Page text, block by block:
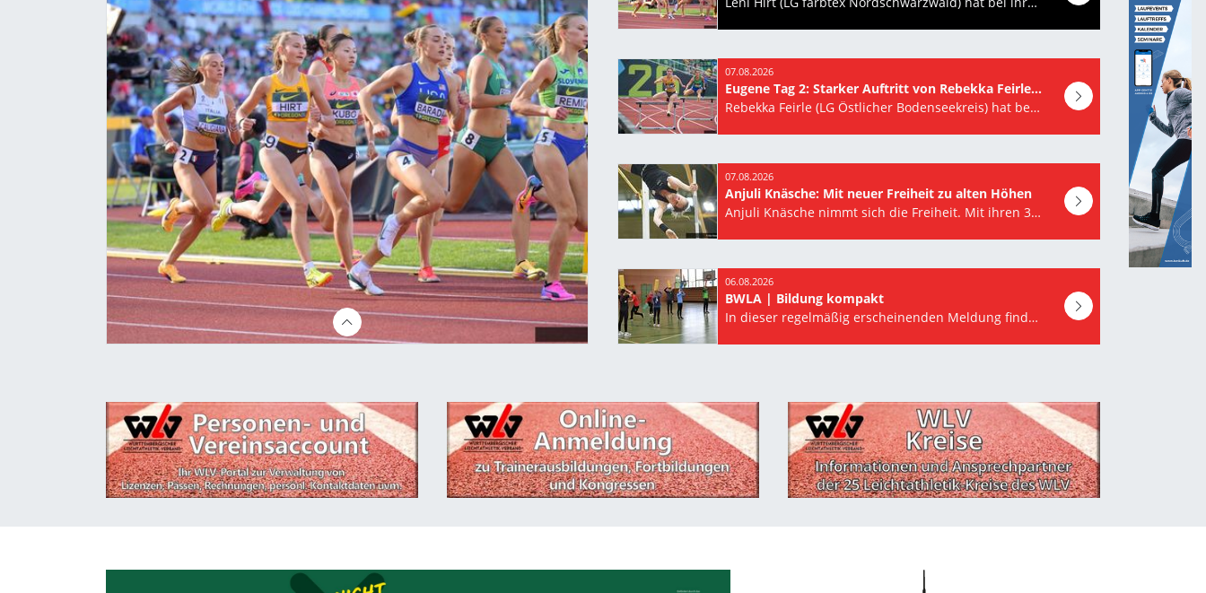
07.08.2026
Eugene Tag 2: Starker Auftritt von Rebekka Feirle bei der U20-WM
Rebekka Feirle (LG Östlicher Bodenseekreis) hat bei der U20-Weltmeisterschaft in Eugene (USA)…
07.08.2026
Anjuli Knäsche: Mit neuer Freiheit zu alten Höhen
Anjuli Knäsche nimmt sich die Freiheit. Mit ihren 32 Jahren steht für sie der Beruf als Trainerin…
06.08.2026
BWLA | Bildung kompakt
In dieser regelmäßig erscheinenden Meldung finden Sie eine Auswahl der kommenden Bildungsangebote…